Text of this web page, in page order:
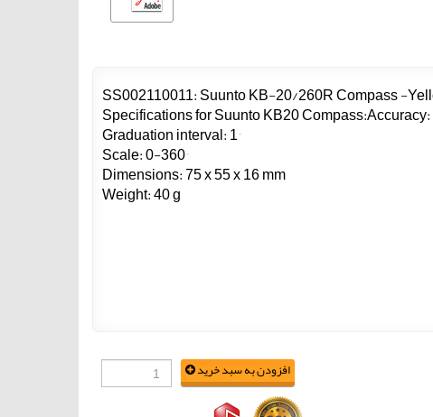
SS002110011: Suunto KB-20/260R Compass -
Specifications for Suunto KB20 Compass:Accuracy:
Graduation interval: 1°
Scale: 0-360°
Dimensions: 75 x 55 x 16 mm
Weight: 40 g
افزودن به سبد خرید